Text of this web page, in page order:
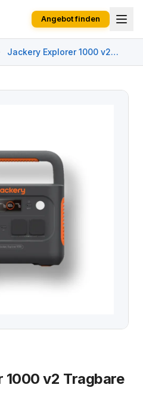
Angebot finden
Jackery Explorer 1000 v2
Tragbare Powerstation
1000 v2 Tragbare